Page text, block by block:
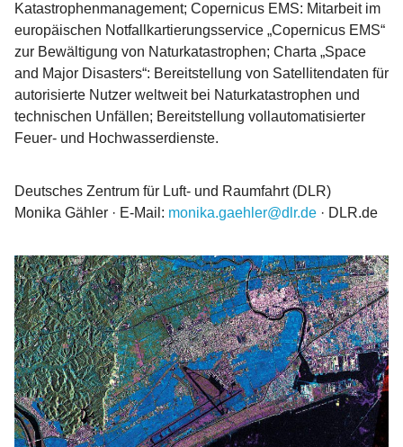
Katastrophenmanagement; Copernicus EMS: Mitarbeit im
europäischen Notfallkartierungsservice „Copernicus EMS“
zur Bewältigung von Naturkatastrophen; Charta „Space
and Major Disasters“: Bereitstellung von Satellitendaten für
autorisierte Nutzer weltweit bei Naturkatastrophen und
technischen Unfällen; Bereitstellung vollautomatisierter
Feuer- und Hochwasserdienste.
Deutsches Zentrum für Luft- und Raumfahrt (DLR)
Monika Gähler · E-Mail: monika.gaehler@dlr.de · DLR.de